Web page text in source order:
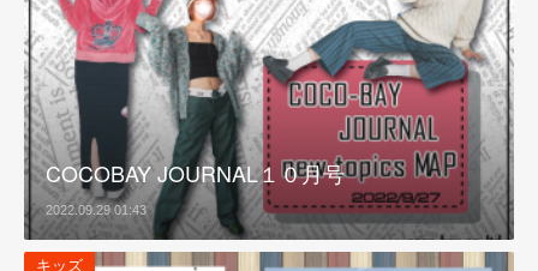
COCOBAY JOURNAL１０月号
2022.09.29 01:43
キッズ